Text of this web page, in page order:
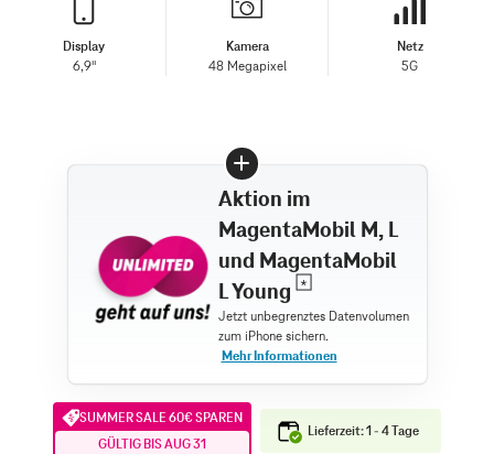
Display
6,9"
Kamera
48 Megapixel
Netz
5G
Aktion im
MagentaMobil M, L
und MagentaMobil
L Young
SUMMER SALE 60€ SPAREN
GÜLTIG BIS AUG 31
Lieferzeit: 1 - 4 Tage